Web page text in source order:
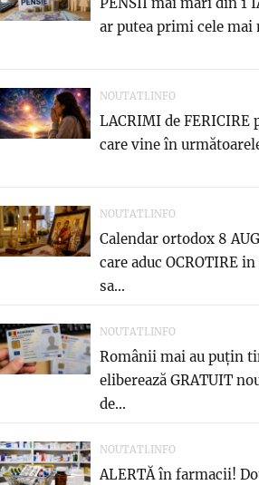
ar putea primi cele mai
NOUTATI.INFO
LACRIMI de FERICIRE
care vine în
NOUTATI.INFO
Calendar ortodox 8
care aduc OCROTIRE
sa...
NOUTATI.INFO
Românii mai au puțin
eliberează GRATUIT
de...
NOUTATI.INFO
ALERTĂ în farmacii!